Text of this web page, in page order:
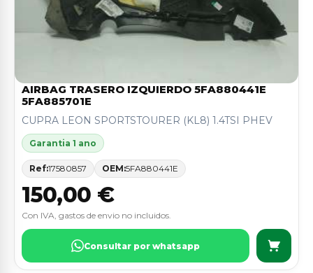
AIRBAG TRASERO IZQUIERDO 5FA880441E
5FA885701E
CUPRA LEON SPORTSTOURER (KL8) 1.4TSI PHEV
Garantia 1 ano
Ref:17580857 OEM:5FA880441E
150,00 €
Con IVA, gastos de envio no incluidos.
Consultar por whatsapp